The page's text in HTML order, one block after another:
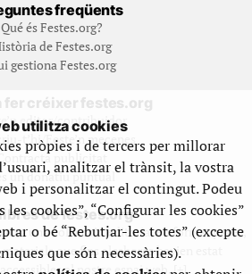
freqüents
Qué és Festes.org?
de Festes.org
gestiona Festes.org
fer créixer festes.org
editor/contribuidor
t’hi/Feste’n mecenes
Contracta publicitat
un donatiu puntual
de festes.org
una col·lecció editorial en format paper,
que fins aleshores havien estat
al nostre espai web. [+]
utilitza cookies
pròpies i de tercers per millorar
analitzar el trànsit, la vostra
i personalitzar el contingut. Podeu
les cookies”, “Configurar les cookies”
o bé “Rebutjar-les totes” (excepte
que són necessàries).